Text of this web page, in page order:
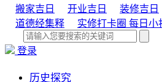
搬家吉日
开业吉日 装修吉日
道德经集释
实修打卡圈 每日小
登录
历史探究